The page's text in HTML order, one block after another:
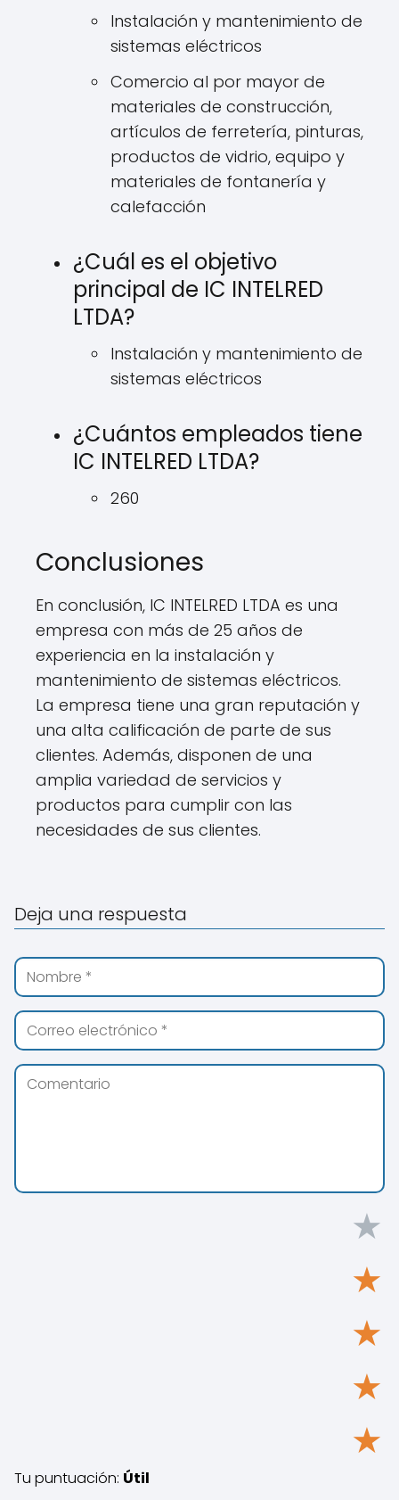
Instalación y mantenimiento de
sistemas eléctricos
Comercio al por mayor de
materiales de construcción,
artículos de ferretería, pinturas,
productos de vidrio, equipo y
materiales de fontanería y
calefacción
¿Cuál es el objetivo
principal de IC INTELRED
LTDA?
Instalación y mantenimiento de
sistemas eléctricos
¿Cuántos empleados tiene
IC INTELRED LTDA?
260
Conclusiones
En conclusión, IC INTELRED LTDA es una
empresa con más de 25 años de
experiencia en la instalación y
mantenimiento de sistemas eléctricos.
La empresa tiene una gran reputación y
una alta calificación de parte de sus
clientes. Además, disponen de una
amplia variedad de servicios y
productos para cumplir con las
necesidades de sus clientes.
Deja una respuesta
★
★
★
★
★
Tu puntuación: Útil